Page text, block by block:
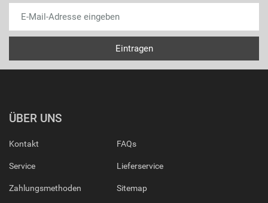
ÜBER UNS
Kontakt
Service
Zahlungsmethoden
FAQs
Lieferservice
Sitemap